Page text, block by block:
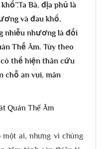
Bà, địa phủ là
và đau khổ,
nhiễu nhương là đối
Thế Âm. Tùy theo
thể hiện thân cứu
chỗ an vui, mãn
Quán Thế Âm
một ai, nhưng vì chúng